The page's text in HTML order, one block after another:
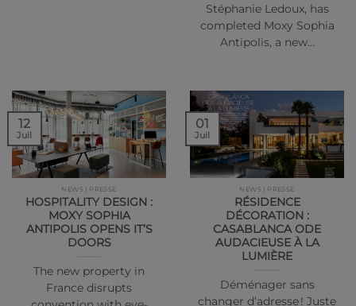
Stéphanie Ledoux, has
completed Moxy Sophia
Antipolis, a new…
NEWS | PRESSE
HOSPITALITY DESIGN :
MOXY SOPHIA
ANTIPOLIS OPENS IT’S
DOORS
The new property in
France disrupts
12
Juil
NEWS | PRESSE
RÉSIDENCE
DÉCORATION :
CASABLANCA ODE
AUDACIEUSE À LA
LUMIÈRE
Déménager sans
changer d’adresse ! Juste
01
Juil